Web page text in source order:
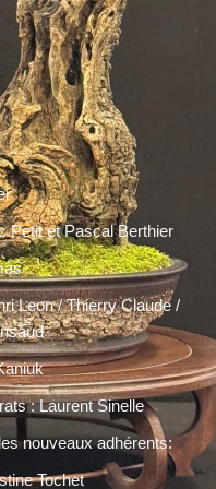
Petit et Pascal Berthier
Leon / Thierry Claude /
: Laurent Sinelle
nouveaux adhérents:
Tochet